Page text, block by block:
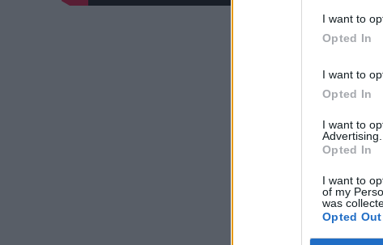
I want to
Opted In
I want to
Opted In
I want to
Advertising.
Opted In
I want to
of my
was
Opted Out